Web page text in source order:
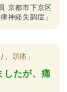
京都市下京区
神経失調症」
頭痛」
したが、痛